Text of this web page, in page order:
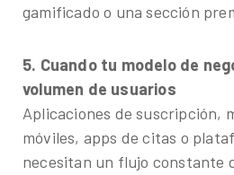
gamificado o una sección
5. Cuando tu modelo de
volumen de usuarios
Aplicaciones de suscripción,
móviles, apps de citas o
necesitan un flujo constante